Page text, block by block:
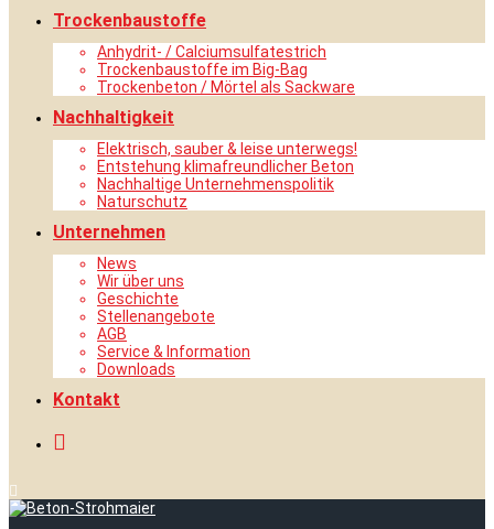
Trockenbaustoffe
Anhydrit- / Calciumsulfatestrich
Trockenbaustoffe im Big-Bag
Trockenbeton / Mörtel als Sackware
Nachhaltigkeit
Elektrisch, sauber & leise unterwegs!
Entstehung klimafreundlicher Beton
Nachhaltige Unternehmenspolitik
Naturschutz
Unternehmen
News
Wir über uns
Geschichte
Stellenangebote
AGB
Service & Information
Downloads
Kontakt